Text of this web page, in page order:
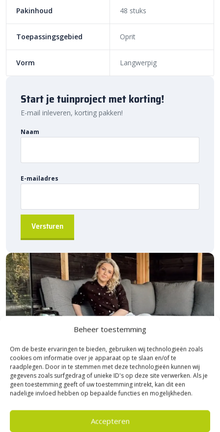
Beheer toestemming
Om de beste ervaringen te bieden, gebruiken wij technologieën zoals
cookies om informatie over je apparaat op te slaan en/of te
raadplegen. Door in te stemmen met deze technologieën kunnen wij
gegevens zoals surfgedrag of unieke ID's op deze site verwerken. Als je
geen toestemming geeft of uw toestemming intrekt, kan dit een
nadelige invloed hebben op bepaalde functies en mogelijkheden.
Accepteren
Sierbestratingsmarkt.com: snelle levering
voor de beste prijs
Bij Sierbestratingsmarkt.com bestel je
altijd de juiste oplossing voor jouw project. Ontdek de
Pakinhoud 48 stuks
Toepassingsgebied Oprit
Vorm Langwerpig
Start je tuinproject met korting!
E-mail inleveren, korting pakken!
Naam
E-mailadres
Bezoek Experience Centre XXL